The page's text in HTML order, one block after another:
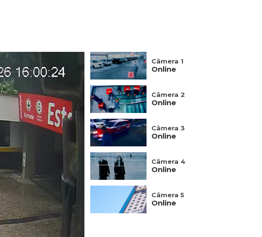
Câmera 1
Online
Câmera 2
Online
Câmera 3
Online
Câmera 4
Online
Câmera 5
Online